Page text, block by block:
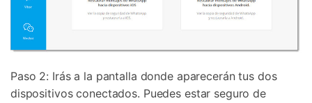
Paso 2: Irás a la pantalla donde aparecerán tus dos
dispositivos conectados. Puedes estar seguro de